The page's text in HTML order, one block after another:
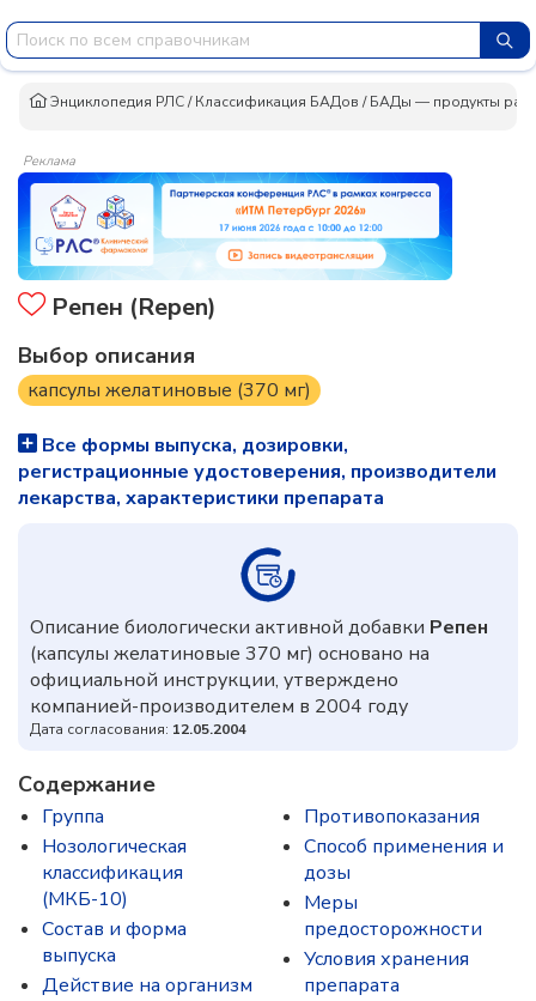
Энциклопедия РЛС/Классификация БАДов /БАДы — продукты
Реклама
Репен (Repen)
Выбор описания
капсулы желатиновые (370 мг)
Все формы выпуска, дозировки,
регистрационные удостоверения, производители
лекарства, характеристики препарата
Описание биологически активной добавки Репен
(капсулы желатиновые 370 мг) основано на
официальной инструкции, утверждено
компанией-производителем в 2004 году
Дата согласования: 12.05.2004
Содержание
Группа
Нозологическая
классификация
(МКБ-10)
Состав и форма
выпуска
Действие на организм
Противопоказания
Способ применения и
дозы
Меры
предосторожности
Условия хранения
препарата